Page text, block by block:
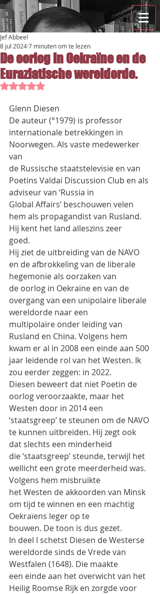
De oorlog in Oekraïne en de
Euraziatische wereldorde.
Jef Abbeel
8 jul 20247 minuten om te lezen
Beoordeeld met NaN uit 5 sterren.
Glenn Diesen
De auteur (°1979) is professor
internationale betrekkingen in
Noorwegen. Als vaste medewerker
van
de Russische staatstelevisie en van
Poetins Valdai Discussion Club en als
adviseur van ‘Russia in
Global Affairs’ beschouwen velen
hem als propagandist van Rusland.
Hij kent het land alleszins zeer
goed.
Hij ziet de uitbreiding van de NAVO
en de afbrokkeling van de liberale
hegemonie als oorzaken van
de oorlog in Oekraïne en van de
overgang van een unipolaire liberale
wereldorde naar een
multipolaire onder leiding van
Rusland en China. Volgens hem
kwam er al in 2008 een einde aan 500
jaar leidende rol van het Westen. Ik
zou eerder zeggen: in 2022.
Diesen beweert dat niet Poetin de
oorlog veroorzaakte, maar het
Westen door in 2014 een
‘staatsgreep’ te steunen om de NAVO
te kunnen uitbreiden. Hij zegt ook
dat slechts een minderheid
die ‘staatsgreep’ steunde, terwijl het
wellicht een grote meerderheid was.
Volgens hem misbruikte
het Westen de akkoorden van Minsk
om tijd te winnen en een machtig
Oekraïens leger op te
bouwen. De toon is dus gezet.
In deel I schetst Diesen de Westerse
wereldorde sinds de Vrede van
Westfalen (1648). Die maakte
een einde aan het overwicht van het
Heilig Roomse Rijk en zorgde voor